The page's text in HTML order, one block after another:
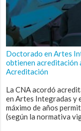
Doctorado en Artes
obtienen acreditación
Acreditación
La CNA acordó
en Artes Integradas y
máximo de años
(según la normativa